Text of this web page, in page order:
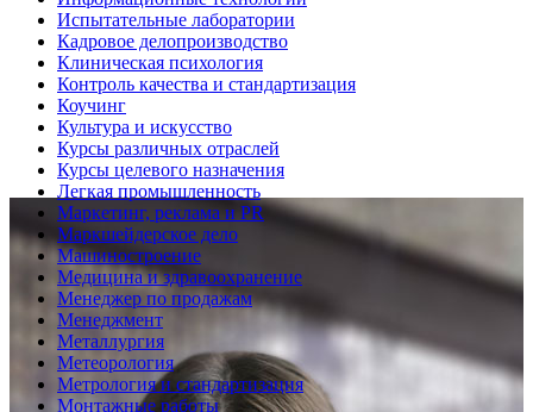
Испытательные лаборатории
Кадровое делопроизводство
Клиническая психология
Контроль качества и стандартизация
Коучинг
Культура и искусство
Курсы различных отраслей
Курсы целевого назначения
Легкая промышленность
Маркетинг, реклама и PR
Маркшейдерское дело
Машиностроение
Медицина и здравоохранение
Менеджер по продажам
Менеджмент
Металлургия
Метеорология
Метрология и стандартизация
Монтажные работы